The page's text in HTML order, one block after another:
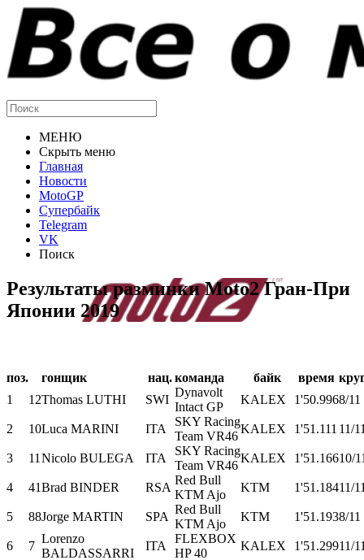
МЕНЮ
Скрыть меню
Главная
Новости
MotoGP
Супербайк
Telegram
VK
Поиск
Результаты разминки Moto2 Гран-При
Японии 2019
поз. гонщик нац.команда байк время
1
12Thomas LUTHI SWI
Dynavolt
Intact GP
KALEX 1'50.9968/11
2 10Luca MARINI ITA
SKY Racing
Team VR46
KALEX 1'51.111 11/
3 11 Nicolo BULEGA ITA
SKY Racing
Team VR46
KALEX 1'51.16610/
4 41Brad BINDER RSA
Red Bull
KTM Ajo
KTM 1'51.18411/
5 88Jorge MARTIN SPA
Red Bull
KTM Ajo
KTM 1'51.1938/11
6 7
Lorenzo
BALDASSARRI
ITA
FLEXBOX
HP 40
KALEX 1'51.29911/